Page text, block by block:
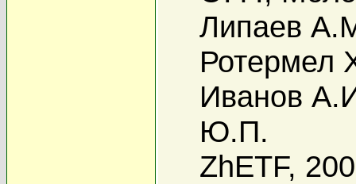
Липаев
Ротермел
Иванов
Ю.П.
ZhETF,